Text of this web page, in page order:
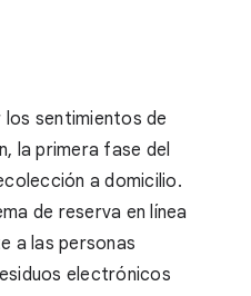
sentimientos de
la primera fase del
a domicilio.
de reserva en línea
a las personas
electrónicos